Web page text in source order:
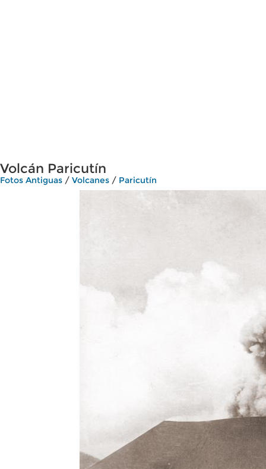
Volcán Paricutín
Fotos Antiguas / Volcanes / Paricutín